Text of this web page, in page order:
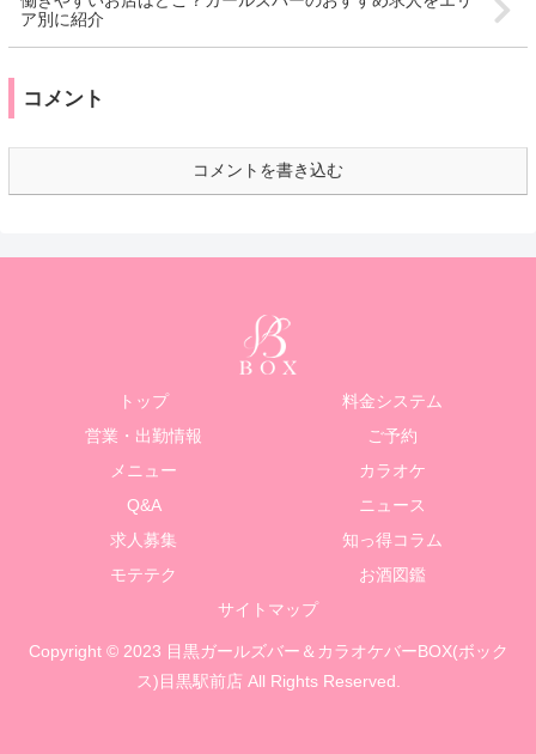
ア別に紹介
コメント
コメントを書き込む
トップ
料金システム
営業・出勤情報
ご予約
メニュー
カラオケ
Q&A
ニュース
求人募集
知っ得コラム
モテテク
お酒図鑑
サイトマップ
Copyright © 2023 目黒ガールズバー＆カラオケバーBOX(ボック
ス)目黒駅前店 All Rights Reserved.